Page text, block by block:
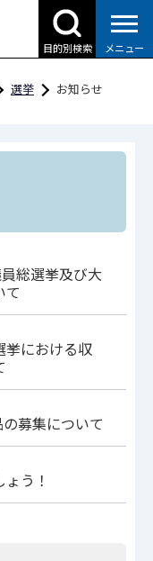
目的別検索 メニュー
選挙 お知らせ
総選挙及び大
て
挙における収
募集について
う！